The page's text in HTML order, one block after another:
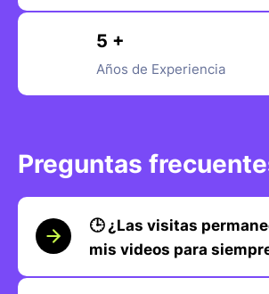
5 +
Años de Experiencia
Preguntas
🕒 ¿Las visitas
mis videos para